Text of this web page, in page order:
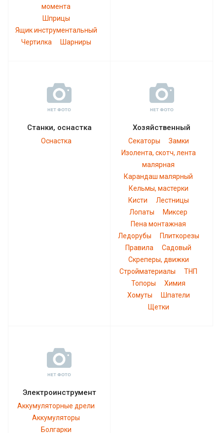
момента
Шприцы
Ящик инструментальный
Чертилка
Шарниры
Станки, оснастка
Оснастка
Хозяйственный
Секаторы
Замки
Изолента, скотч, лента
малярная
Карандаш малярный
Кельмы, мастерки
Кисти
Лестницы
Лопаты
Миксер
Пена монтажная
Ледорубы
Плиткорезы
Правила
Садовый
Скреперы, движки
Стройматериалы
ТНП
Топоры
Химия
Хомуты
Шпатели
Щетки
Электроинструмент
Аккумуляторные дрели
Аккумуляторы
Болгарки